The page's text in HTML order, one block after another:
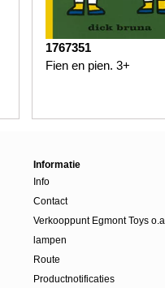
1767351
Fien en pien. 3+
Informatie
Info
Contact
Verkooppunt Egmont Toys o.a.
lampen
Route
Productnotificaties